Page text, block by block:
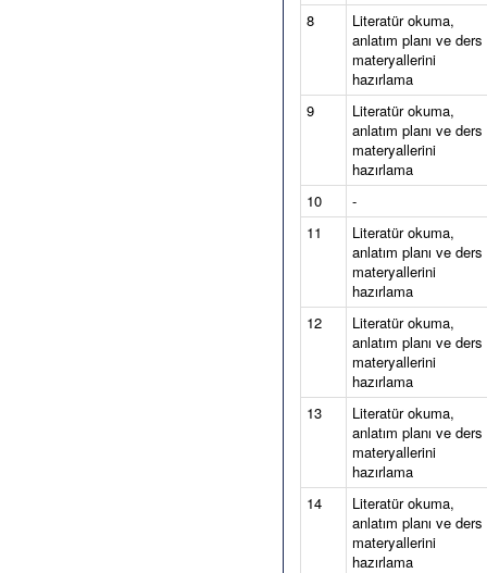
8
Literatür okuma,
anlatım planı ve ders
materyallerini
hazırlama
9
Literatür okuma,
anlatım planı ve ders
materyallerini
hazırlama
10
-
11
Literatür okuma,
anlatım planı ve ders
materyallerini
hazırlama
12
Literatür okuma,
anlatım planı ve ders
materyallerini
hazırlama
13
Literatür okuma,
anlatım planı ve ders
materyallerini
hazırlama
14
Literatür okuma,
anlatım planı ve ders
materyallerini
hazırlama